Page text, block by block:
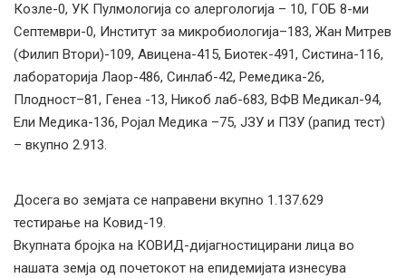
Козле-0, УК Пулмологија со алергологија – 10, ГОБ 8-ми
Септември-0, Институт за микробиологија–183, Жан Митрев
(Филип Втори)-109, Авицена-415, Биотек-491, Систина-116,
лабораторија Лаор-486, Синлаб-42, Ремедика-26,
Плодност–81, Генеа -13, Никоб лаб-683, ВФВ Медикал-94,
Ели Медика-136, Ројал Медика –75, ЈЗУ и ПЗУ (рапид тест)
– вкупно 2.913.
Досега во земјата се направени вкупно 1.137.629
тестирање на Ковид-19.
Вкупната бројка на КОВИД-дијагностицирани лица во
нашата земја од почетокот на епидемијата изнесува